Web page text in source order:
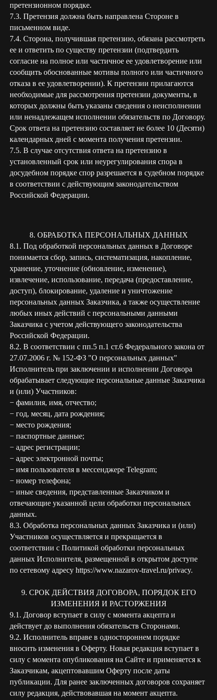
претензионном порядке.
7.3. Претензия должна быть направлена Стороне в
письменном виде.
7.4. Сторона, получившая претензию, обязана рассмотреть
ее и ответить по существу претензии (подтвердить
согласие на полное или частичное ее удовлетворение или
сообщить обоснованные мотивы полного или частичного
отказа в ее удовлетворении). К претензии прилагаются
необходимые для рассмотрения претензии документы, в
которых должны быть указаны сведения о неисполнении
или ненадлежащем исполнении обязательств по Договору.
Срок ответа на претензию составляет не более 10 (Десяти)
календарных дней с момента получения претензии.
7.5. В случае отсутствия ответа на претензию в
установленный срок или неурегулирования спора в
досудебном порядке спор разрешается в судебном порядке
в соответствии с действующим законодательством
Российской Федерации.
8. ОБРАБОТКА ПЕРСОНАЛЬНЫХ ДАННЫХ
8.1. Под обработкой персональных данных в Договоре
понимается сбор, запись, систематизация, накопление,
хранение, уточнение (обновление, изменение),
извлечение, использование, передача (предоставление,
доступ), блокирование, удаление и уничтожение
персональных данных Заказчика, а также осуществление
любых иных действий с персональными данными
Заказчика с учетом действующего законодательства
Российской Федерации.
8.2. В соответствии с пп.5 п.1 ст.6 Федерального закона от
27.07.2006 г. № 152-ФЗ "О персональных данных"
Исполнитель при заключении и исполнении Договора
обрабатывает следующие персональные данные Заказчика
и (или) Участников:
− фамилия, имя, отчество;
− год, месяц, дата рождения;
− место рождения;
− паспортные данные;
− адрес регистрации;
− адрес электронной почты;
− имя пользователя в мессенджере Telegram;
− номер телефона;
− иные сведения, представленные Заказчиком и
отвечающие указанной цели обработки персональных
данных.
8.3. Обработка персональных данных Заказчика и (или)
Участников осуществляется и прекращается в
соответствии с Политикой обработки персональных
данных Исполнителя, размещенной в открытом доступе
по сетевому адресу https://www.nazarov-travel.ru/privacy.
9. СРОК ДЕЙСТВИЯ ДОГОВОРА, ПОРЯДОК ЕГО
ИЗМЕНЕНИЯ И РАСТОРЖЕНИЯ
9.1. Договор вступает в силу с момента акцепта и
действует до выполнения обязательств Сторонами.
9.2. Исполнитель вправе в одностороннем порядке
вносить изменения в Оферту. Новая редакция вступает в
силу с момента опубликования на Сайте и применяется к
Заказчикам, акцептовавшим Оферту после даты
публикации. Для ранее заключенных договоров сохраняет
силу редакция, действовавшая на момент акцепта.